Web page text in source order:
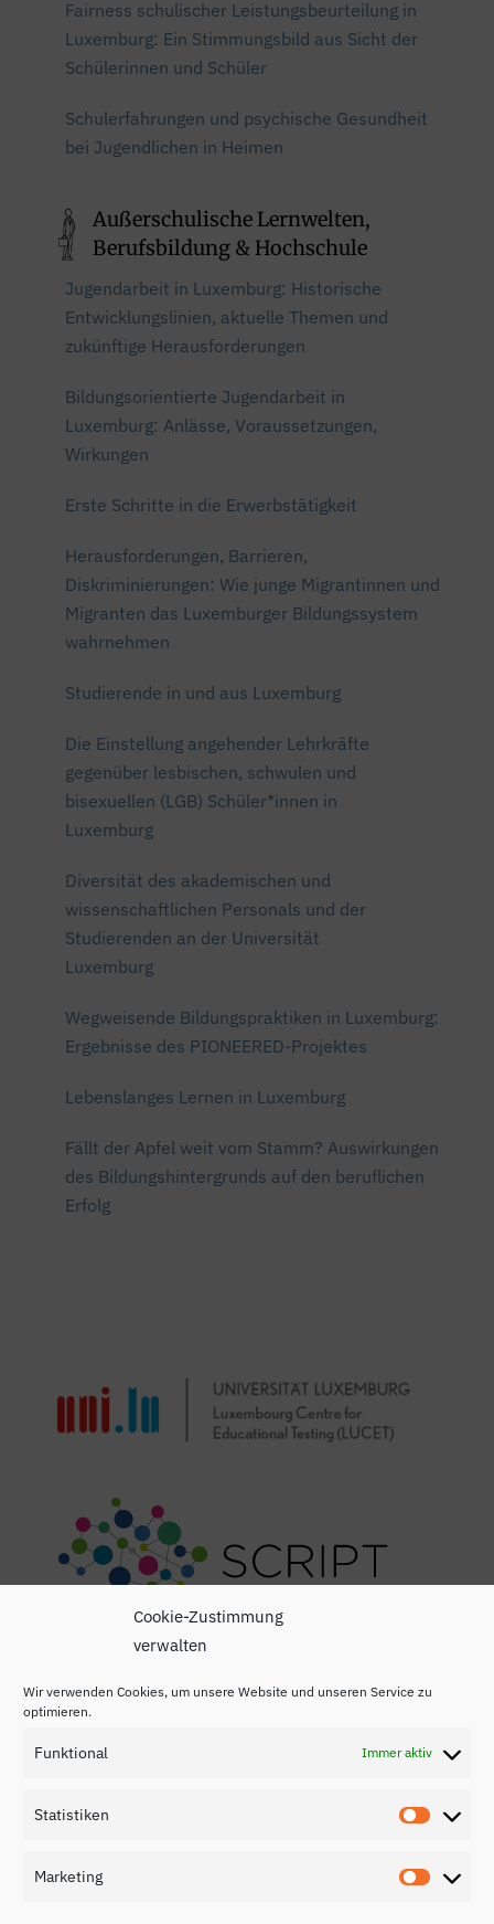
Cookie-Zustimmung
verwalten
Wir verwenden Cookies, um unsere Website und unseren Service zu
optimieren.
Funktional Immer aktiv
Statistiken
Marketing
Fairness schulischer Leistungsbeurteilung in
Luxemburg: Ein Stimmungsbild aus Sicht der
Schülerinnen und Schüler
Schulerfahrungen und psychische Gesundheit
bei Jugendlichen in Heimen
Außerschulische Lernwelten,
Berufsbildung & Hochschule
Jugendarbeit in Luxemburg: Historische
Entwicklungslinien, aktuelle Themen und
zukünftige Herausforderungen
Bildungsorientierte Jugendarbeit in
Luxemburg: Anlässe, Voraussetzungen,
Wirkungen
Erste Schritte in die Erwerbstätigkeit
Herausforderungen, Barrieren,
Diskriminierungen: Wie junge Migrantinnen und
Migranten das Luxemburger Bildungssystem
wahrnehmen
Studierende in und aus Luxemburg
Die Einstellung angehender Lehrkräfte
gegenüber lesbischen, schwulen und
bisexuellen (LGB) Schüler*innen in
Luxemburg
Diversität des akademischen und
wissenschaftlichen Personals und der
Studierenden an der Universität
Luxemburg
Wegweisende Bildungspraktiken in Luxemburg:
Ergebnisse des PIONEERED-Projektes
Lebenslanges Lernen in Luxemburg
Fällt der Apfel weit vom Stamm? Auswirkungen
des Bildungshintergrunds auf den beruflichen
Erfolg
Impressum
Kontakt